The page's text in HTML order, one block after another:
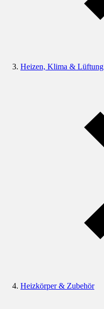
Heizen, Klima & Lüftung
Heizkörper & Zubehör